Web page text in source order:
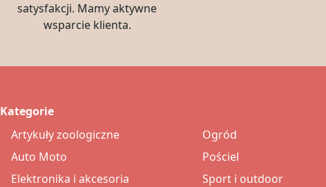
satysfakcji. Mamy aktywne
wsparcie klienta.
Kategorie
Artykuły zoologiczne
Auto Moto
Elektronika i akcesoria
Ogród
Pościel
Sport i outdoor